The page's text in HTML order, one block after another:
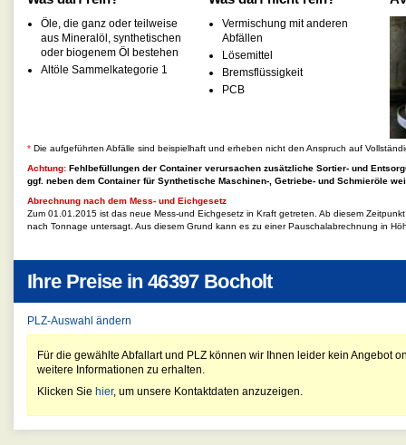
Öle, die ganz oder teilweise
aus Mineralöl, synthetischen
oder biogenem Öl bestehen
Altöle Sammelkategorie 1
Vermischung mit anderen
Abfällen
Lösemittel
Bremsflüssigkeit
PCB
* Die aufgeführten Abfälle sind beispielhaft und erheben nicht den Anspruch auf
Achtung: Fehlbefüllungen der Container verursachen zusätzliche Sortier- und
ggf. neben dem Container für Synthetische Maschinen-, Getriebe- und Schmieröle
Abrechnung nach dem Mess- und Eichgesetz
Zum 01.01.2015 ist das neue Mess-und Eichgesetz in Kraft getreten. Ab diesem
nach Tonnage untersagt. Aus diesem Grund kann es zu einer Pauschalabrechnung in
Ihre Preise in46397 Bocholt
PLZ-Auswahl ändern
Für die gewählte Abfallart und PLZ können wir Ihnen leider kein Angebot
weitere Informationen zu erhalten.
Klicken Sie hier, um unsere Kontaktdaten anzuzeigen.